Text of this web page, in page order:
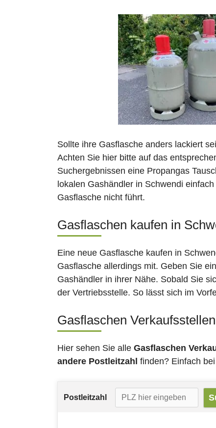
Sollte ihre Gasflasche anders lackiert
Achten Sie hier bitte auf das
Suchergebnissen eine Propangas
lokalen Gashändler in Schwendi
Gasflasche nicht führt.
Gasflaschen kaufen in
Eine neue Gasflasche kaufen in
Gasflasche allerdings mit. Geben Sie
Gashändler in ihrer Nähe. Sobald Sie
der Vertriebsstelle. So lässt sich im
Gasflaschen
Hier sehen Sie alle Gasflaschen
andere Postleitzahl finden? Einfach bei
Postleitzahl